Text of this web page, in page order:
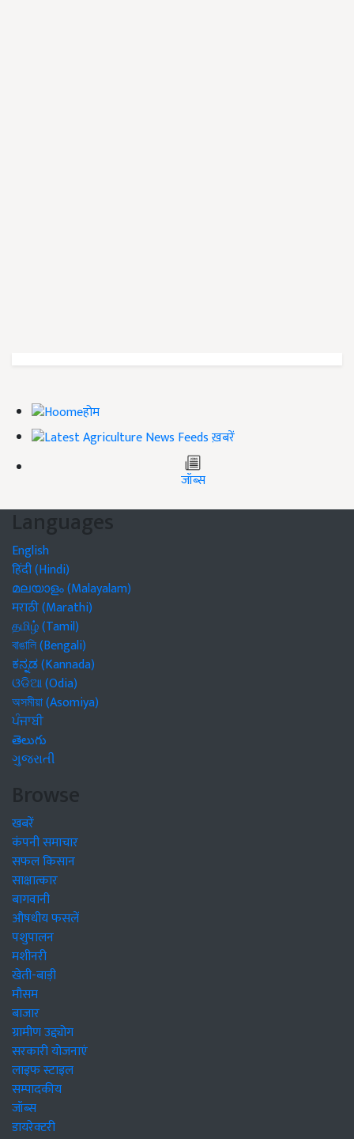
होम
ख़बरें
जॉब्स
Languages
English
हिंदी (Hindi)
മലയാളം (Malayalam)
मराठी (Marathi)
தமிழ் (Tamil)
বাঙালি (Bengali)
ಕನ್ನಡ (Kannada)
ଓଡିଆ (Odia)
অসমীয়া (Asomiya)
ਪੰਜਾਬੀ
తెలుగు
ગુજરાતી
Browse
खबरें
कंपनी समाचार
सफल किसान
साक्षात्कार
बागवानी
औषधीय फसलें
पशुपालन
मशीनरी
खेती-बाड़ी
मौसम
बाजार
ग्रामीण उद्द्योग
सरकारी योजनाएं
लाइफ स्टाइल
सम्पादकीय
जॉब्स
डायरेक्टरी